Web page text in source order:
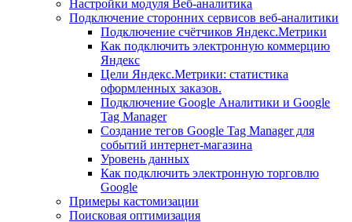
Настройки модуля Веб-аналитика
Подключение сторонних сервисов веб-аналитики
Подключение счётчиков Яндекс.Метрики
Как подключить электронную коммерцию
Яндекс
Цели Яндекс.Метрики: статистика
оформленных заказов.
Подключение Google Аналитики и Google
Tag Manager
Создание тегов Google Tag Manager для
событий интернет-магазина
Уровень данных
Как подключить электронную торговлю
Google
Примеры кастомизации
Поисковая оптимизация